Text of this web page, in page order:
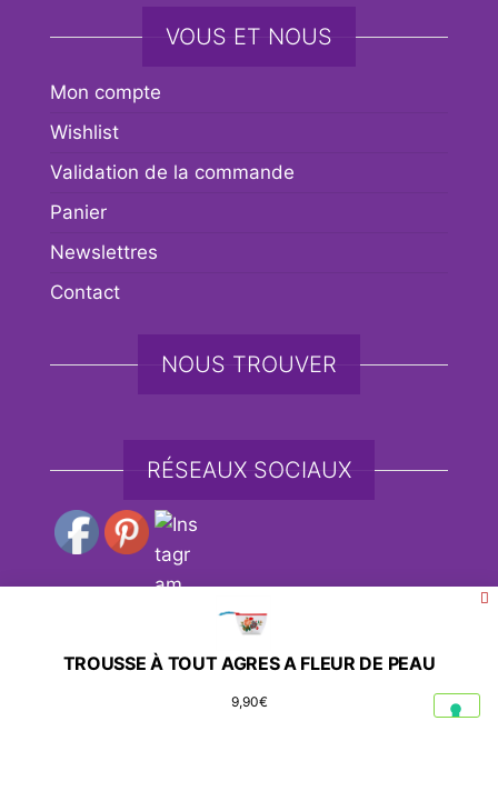
VOUS ET NOUS
Mon compte
Wishlist
Validation de la commande
Panier
Newslettres
Contact
NOUS TROUVER
RÉSEAUX SOCIAUX
eCommerce
UltimatelySocial
TROUSSE À TOUT AGRES A FLEUR DE PEAU
9,90€